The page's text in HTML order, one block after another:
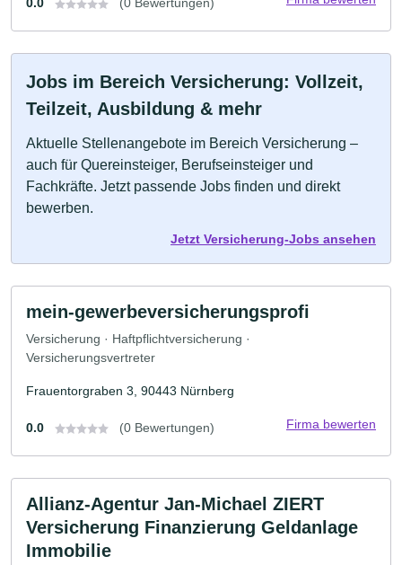
Jobs im Bereich Versicherung: Vollzeit,
Teilzeit, Ausbildung & mehr
Aktuelle Stellenangebote im Bereich Versicherung –
auch für Quereinsteiger, Berufseinsteiger und
Fachkräfte. Jetzt passende Jobs finden und direkt
bewerben.
Jetzt Versicherung-Jobs ansehen
mein-gewerbeversicherungsprofi
Versicherung · Haftpflichtversicherung ·
Versicherungsvertreter
Frauentorgraben 3, 90443 Nürnberg
0.0 (0 Bewertungen) Firma bewerten
Allianz-Agentur Jan-Michael ZIERT
Versicherung Finanzierung Geldanlage
Immobilie